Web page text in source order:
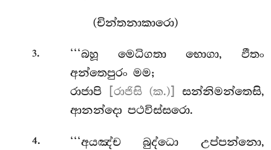
(චින්තනාකාරො)
3.
‘‘‘බහූ මෙධිගතා භොගා, ඵීතං
අන්තෙපුරං මම;
රාජාපි
[රාජිසි (ක.)]
සන්නිමන්තෙසි,
ආනන්දො පථවිස්සරො.
4.
‘‘‘අයඤ්ච බුද්ධො උප්පන්නො,